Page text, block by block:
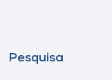
Pesquisa